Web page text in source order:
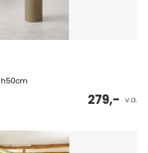
v.a.
279,-